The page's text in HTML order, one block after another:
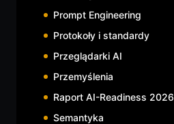
Prompt Engineering
Protokoły i standardy
Przeglądarki AI
Przemyślenia
Raport AI-Readiness 2026
Semantyka